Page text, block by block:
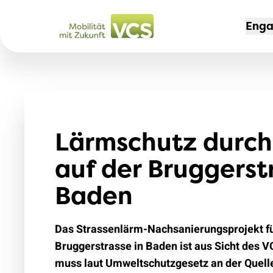
Lärmschutz
auf der
Baden
Das Strassenlärm-Nachsanierungsprojekt
Bruggerstrasse in Baden ist aus Sicht des
muss laut Umweltschutzgesetz an der